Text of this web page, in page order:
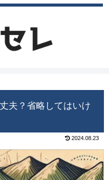
夫？省略してはいけ
2024.08.23